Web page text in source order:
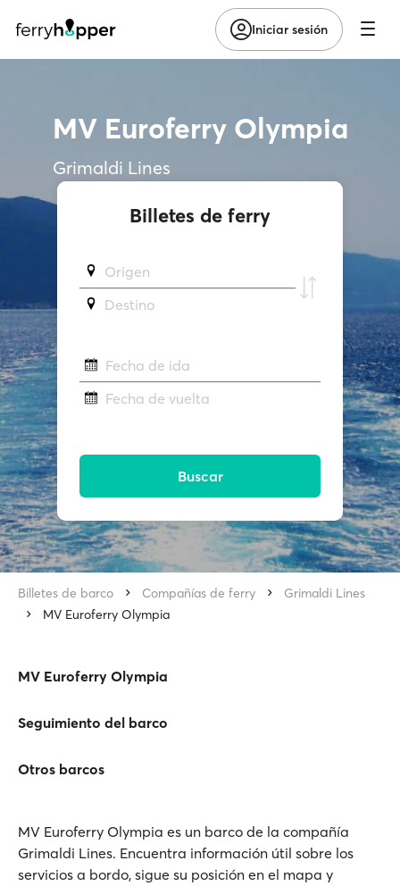
Iniciar sesión
MV Euroferry Olympia
Grimaldi Lines
Billetes de ferry
Origen
Destino
Fecha de ida
Fecha de vuelta
Buscar
Billetes de barco Compañías de ferry
Grimaldi Lines
MV Euroferry Olympia
MV Euroferry Olympia
Seguimiento del barco
Otros barcos
MV Euroferry Olympia es un barco de la compañía
Grimaldi Lines. Encuentra información útil sobre los
servicios a bordo, sigue su posición en el mapa y